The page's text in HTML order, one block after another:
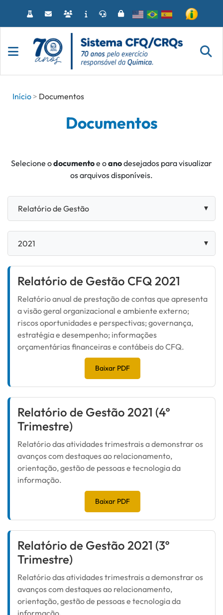
o
Início
Documentos
Documentos
Selecione odocumentoe oanodesejados para visualizar
os arquivos disponíveis.
Relatório de Gestão CFQ 2021
Relatório anual de prestação de contas que apresenta
a visão geral organizacional e ambiente externo;
riscos oportunidades e perspectivas; governança,
estratégia e desempenho; informações
orçamentárias financeiras e contábeis do CFQ.
Baixar PDF
Relatório de Gestão 2021 (4º
Trimestre)
Relatório das atividades trimestrais a demonstrar os
avanços com destaques ao relacionamento,
orientação, gestão de pessoas e tecnologia da
informação.
Baixar PDF
Relatório de Gestão 2021 (3º
Trimestre)
Relatório das atividades trimestrais a demonstrar os
avanços com destaques ao relacionamento,
orientação, gestão de pessoas e tecnologia da
informação.